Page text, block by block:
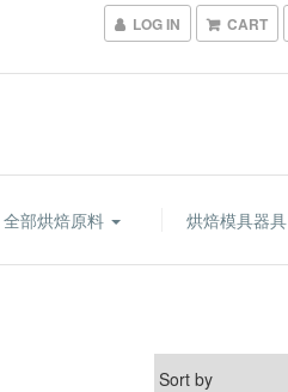
LOG IN CART
全部烘焙原料 烘焙模具器具